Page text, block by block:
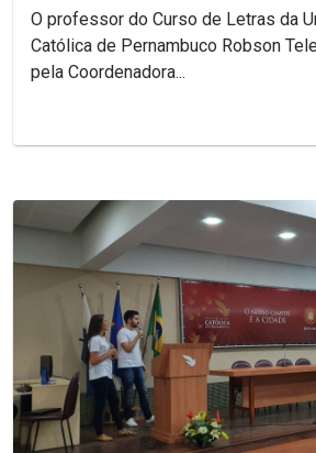
O professor do Curso de Letras da
Católica de Pernambuco Robson
pela Coordenadora...